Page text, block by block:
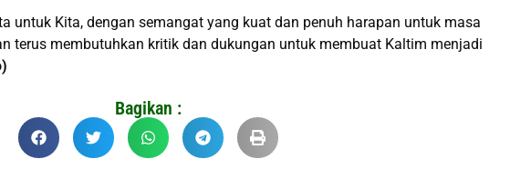
untuk Kita, dengan semangat yang kuat dan penuh harapan untuk masa
terus membutuhkan kritik dan dukungan untuk membuat Kaltim menjadi
Bagikan :